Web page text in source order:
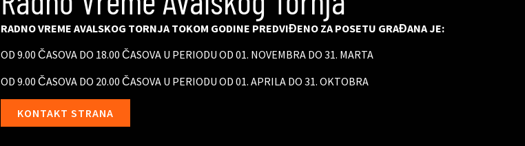
RADNO VREME AVALSKOG TORNJA TOKOM GODINE PREDVIĐENO ZA POSETU GRAĐANA JE:
OD 9.00 ČASOVA DO 18.00 ČASOVA U PERIODU OD 01. NOVEMBRA DO 31. MARTA
OD 9.00 ČASOVA DO 20.00 ČASOVA U PERIODU OD 01. APRILA DO 31. OKTOBRA
KONTAKT STRANA